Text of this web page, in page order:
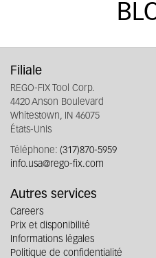
Filiale
REGO-FIX Tool Corp.
4420 Anson Boulevard
Whitestown, IN 46075
États-Unis
Téléphone: (317)870-5959
info.usa@rego-fix.com
Autres services
Careers
Prix et disponibilité
Informations légales
Politique de confidentialité